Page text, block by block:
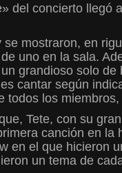
del concierto llegó
mostraron, en
uno en la sala.
grandioso solo
cantar según
los
Tete, con su
canción en
en el que hicieron
un tema de